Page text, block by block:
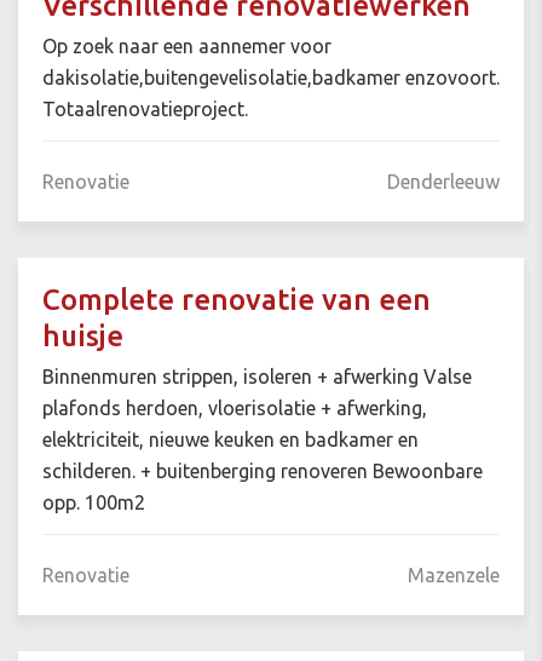
Op zoek naar een aannemer voor
dakisolatie,buitengevelisolatie,badkamer enzovoort.
Totaalrenovatieproject.
Renovatie Denderleeuw
Complete renovatie van een
huisje
Binnenmuren strippen, isoleren + afwerking Valse
plafonds herdoen, vloerisolatie + afwerking,
elektriciteit, nieuwe keuken en badkamer en
schilderen. + buitenberging renoveren Bewoonbare
opp. 100m2
Renovatie Mazenzele